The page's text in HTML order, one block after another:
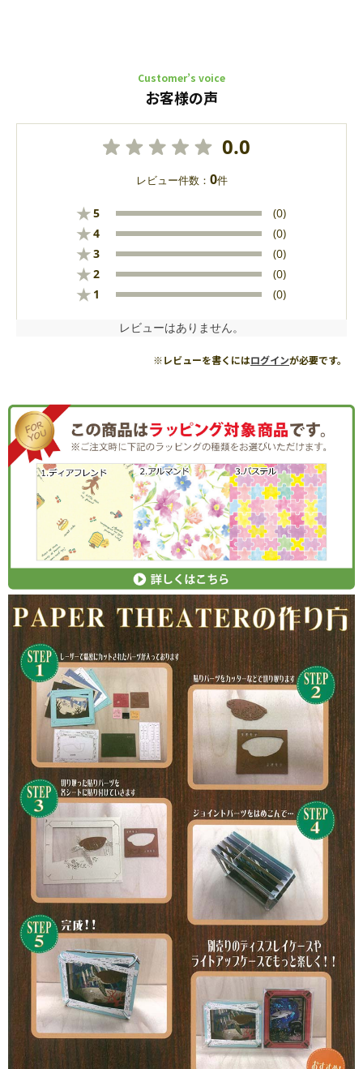
Customer’s voice
お客様の声
0.0
レビュー件数： 0件
★5 (0)
★4 (0)
★3 (0)
★2 (0)
★ 1 (0)
レビューはありません。
※レビューを書くにはログインが必要です。